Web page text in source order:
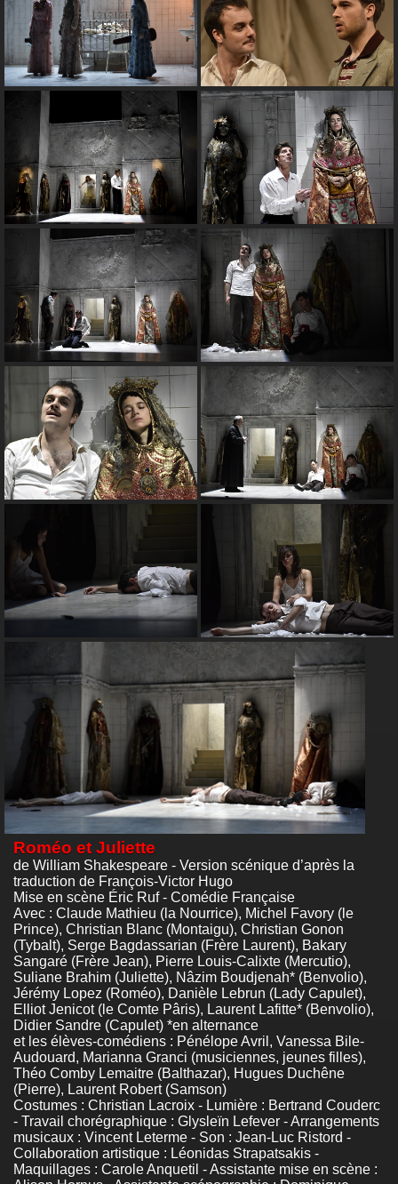
Roméo et Juliette
de William Shakespeare - Version scénique d’après la
traduction de François-Victor Hugo
Mise en scène Éric Ruf - Comédie Française
Avec : Claude Mathieu (la Nourrice), Michel Favory (le
Prince), Christian Blanc (Montaigu), Christian Gonon
(Tybalt), Serge Bagdassarian (Frère Laurent), Bakary
Sangaré (Frère Jean), Pierre Louis-Calixte (Mercutio),
Suliane Brahim (Juliette), Nâzim Boudjenah* (Benvolio),
Jérémy Lopez (Roméo), Danièle Lebrun (Lady Capulet),
Elliot Jenicot (le Comte Pâris), Laurent Lafitte* (Benvolio),
Didier Sandre (Capulet) *en alternance
et les élèves-comédiens : Pénélope Avril, Vanessa Bile-
Audouard, Marianna Granci (musiciennes, jeunes filles),
Théo Comby Lemaitre (Balthazar), Hugues Duchêne
(Pierre), Laurent Robert (Samson)
Costumes : Christian Lacroix - Lumière : Bertrand Couderc
- Travail chorégraphique : Glysleïn Lefever - Arrangements
musicaux : Vincent Leterme - Son : Jean-Luc Ristord -
Collaboration artistique : Léonidas Strapatsakis -
Maquillages : Carole Anquetil - Assistante mise en scène :